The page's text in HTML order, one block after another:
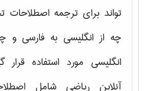
تواند برای ترجمه
چه از انگلیسی به فارسی و
انگلیسی مورد استفاده قرار
آنلاین ریاضی شامل